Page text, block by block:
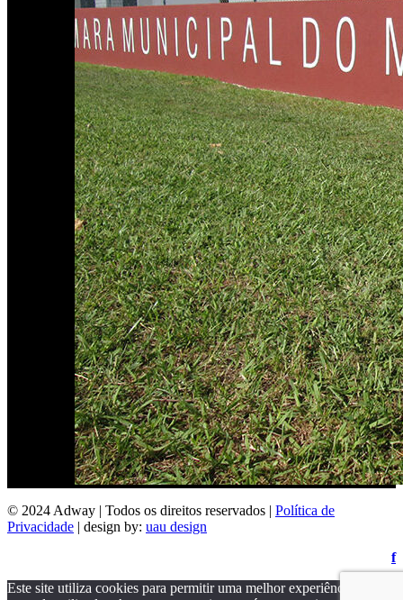
© 2024 Adway | Todos os direitos reservados | Política de
Privacidade | design by: uau design
f
Este site utiliza cookies para permitir uma melhor experiência por